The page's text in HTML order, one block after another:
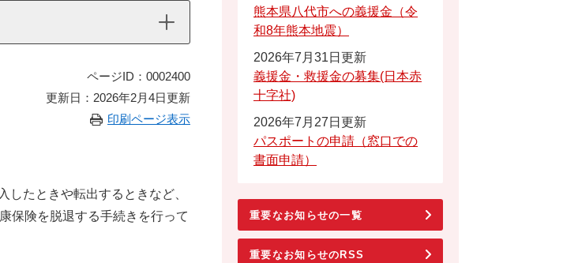
ページID：0002400
更新日：2026年2月4日更新
印刷ページ表示
たときや転出するときなど、
保険を脱退する手続きを行って
熊本県八代市への義援金（令
和8年熊本地震）
2026年7月31日更新
義援金・救援金の募集(日本赤
十字社)
2026年7月27日更新
パスポートの申請（窓口での
書面申請）
重要なお知らせの一覧
重要なお知らせのRSS